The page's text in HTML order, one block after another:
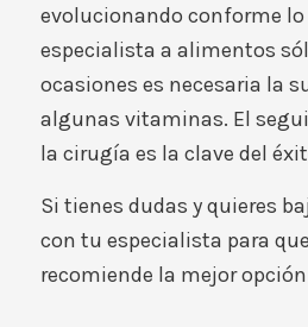
evolucionando conforme
especialista a alimentos
ocasiones es necesaria la
algunas vitaminas. El
la cirugía es la clave del
Si tienes dudas y quieres
con tu especialista para
recomiende la mejor